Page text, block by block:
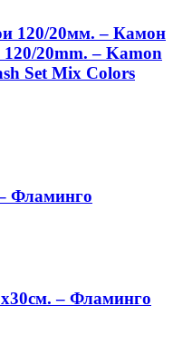
120/20мм. – Камон
20mm. – Kamon
Set Mix Colors
Фламинго
– Фламинго